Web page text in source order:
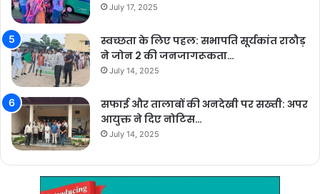
July 17, 2025
स्वच्छता के लिए पहल: सभापति सूर्यकांत राठौड़
ने जोन 2 की जनजागरूकता…
July 14, 2025
सफाई और तालाबों की अनदेखी पर सख्ती: अपर
आयुक्त ने दिए नोटिस…
July 14, 2025